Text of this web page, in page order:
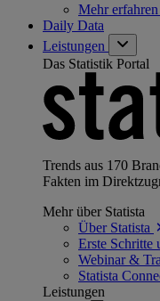
Mehrerfahren
Daily Data
Leistungen
Das Statistik Portal
Trends aus 170
Fakten im
Mehr über Statista
Über Statista
Erste Schritte
Webinar &
Statista
Leistungen